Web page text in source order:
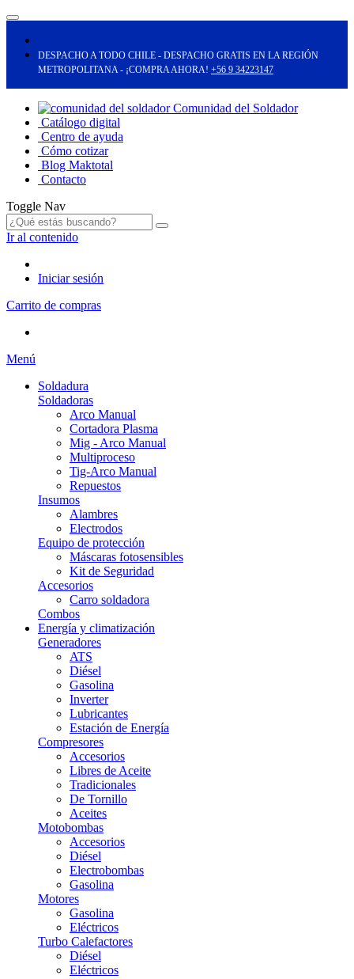
DESPACHO A TODO CHILE - DESPACHO GRATIS EN LA REGIÓN
METROPOLITANA - ¡COMPRA AHORA! +56 9 34223147
Comunidad del Soldador
Catálogo digital
Centro de ayuda
Cómo cotizar
Blog Maktotal
Contacto
Toggle Nav
Ir al contenido
Iniciar sesión
Carrito de compras
Menú
Soldadura
Soldadoras
Arco Manual
Cortadora Plasma
Mig - Arco Manual
Multiproceso
Tig-Arco Manual
Repuestos
Insumos
Alambres
Electrodos
Equipo de protección
Máscaras fotosensibles
Kit de Seguridad
Accesorios
Carro soldadora
Combos
Energía y climatización
Generadores
ATS
Diésel
Gasolina
Inverter
Lubricantes
Estación de Energía
Compresores
Accesorios
Libres de Aceite
Tradicionales
De Tornillo
Aceites
Motobombas
Accesorios
Diésel
Electrobombas
Gasolina
Motores
Gasolina
Eléctricos
Turbo Calefactores
Diésel
Eléctricos